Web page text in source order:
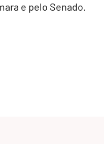
e pelo Senado.